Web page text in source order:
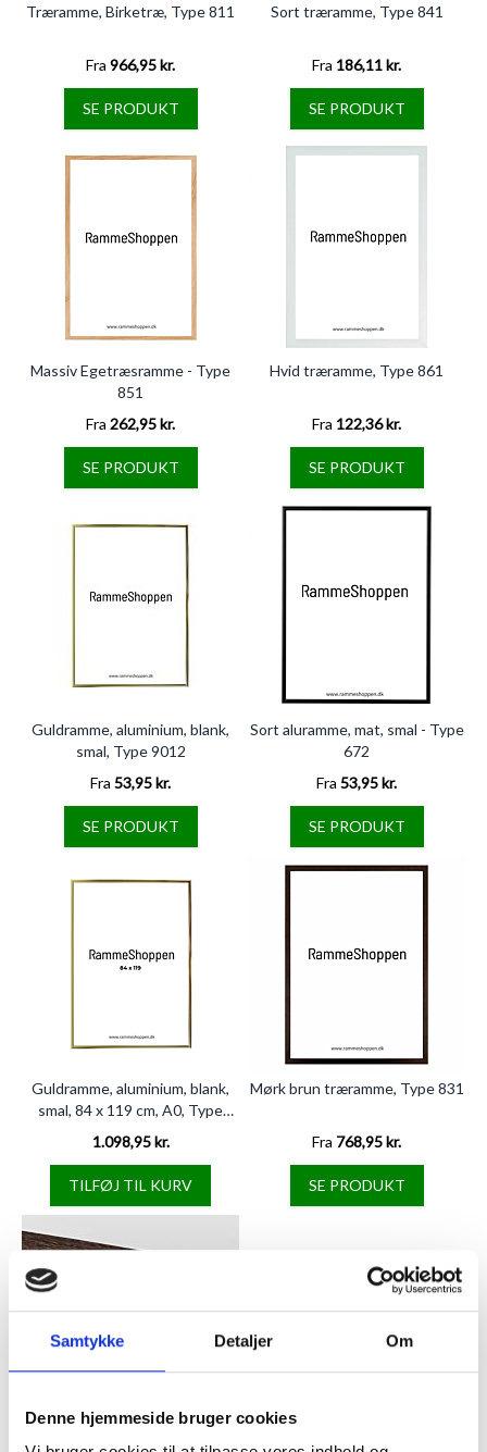
Samtykke Detaljer Om
Denne hjemmeside bruger cookies
Træramme, Birketræ, Type 811
Fra 966,95 kr.
SE PRODUKT
Sort træramme, Type 841
Fra 186,11 kr.
SE PRODUKT
Massiv Egetræsramme - Type
851
Fra 262,95 kr.
SE PRODUKT
Hvid træramme, Type 861
Fra 122,36 kr.
SE PRODUKT
Guldramme, aluminium, blank,
smal, Type 9012
Fra 53,95 kr.
SE PRODUKT
Sort aluramme, mat, smal - Type
672
Fra 53,95 kr.
SE PRODUKT
Guldramme, aluminium, blank,
smal, 84 x 119 cm, A0, Type
9012
1.098,95 kr.
TILFØJ TIL KURV
Mørk brun træramme, Type 831
Fra 768,95 kr.
SE PRODUKT
Mørk egetræsramme, 84 x 119